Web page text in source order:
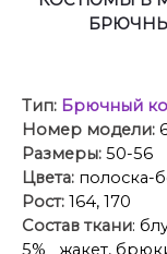
Тип: Брючный
Номер модели:
Размеры: 50-56
Цвета: полоска-
Рост: 164, 170
Состав ткани:
5% жакет,